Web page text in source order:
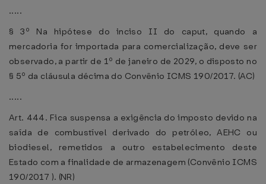
.....
§ 3º Na hipótese do inciso II do caput, quando a
mercadoria for importada para comercialização, deve ser
observado, a partir de 1º de janeiro de 2029, o disposto no
§ 5º da cláusula décima do Convênio ICMS 190/2017. (AC)
.....
Art. 444. Fica suspensa a exigência do imposto devido na
saída de combustível derivado do petróleo, AEHC ou
biodiesel, remetidos a outro estabelecimento deste
Estado com a finalidade de armazenagem (Convênio ICMS
190/2017 ). (NR)